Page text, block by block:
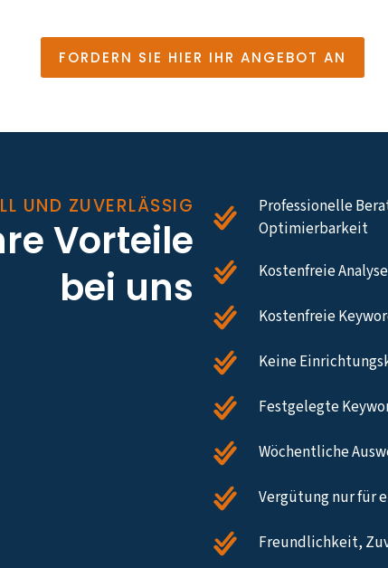
FORDERN SIE HIER IHR ANGEBOT AN
UND ZUVERLÄSSIG
Vorteile
bei uns
Professionelle
Optimierbarkeit
Kostenfreie
Kostenfreie
Keine
Festgelegte
Wöchentliche
Vergütung nur für
Freundlichkeit,